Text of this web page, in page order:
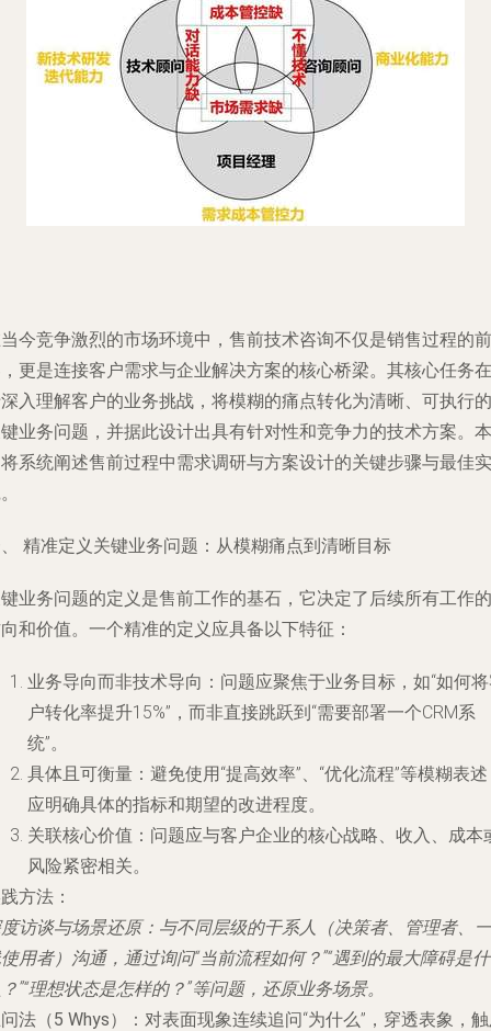
今竞争激烈的市场环境中，售前技术咨询不仅是销售过程的前
更是连接客户需求与企业解决方案的核心桥梁。其核心任务在
入理解客户的业务挑战，将模糊的痛点转化为清晰、可执行的
业务问题，并据此设计出具有针对性和竞争力的技术方案。本
系统阐述售前过程中需求调研与方案设计的关键步骤与最佳实
精准定义关键业务问题：从模糊痛点到清晰目标
业务问题的定义是售前工作的基石，它决定了后续所有工作的
和价值。一个精准的定义应具备以下特征：
业务导向而非技术导向 ：问题应聚焦于业务目标，如“如何
户转化率提升15%”，而非直接跳跃到“需要部署一个CRM系
统”。
具体且可衡量 ：避免使用“提高效率”、“优化流程”等模糊表
应明确具体的指标和期望的改进程度。
关联核心价值 ：问题应与客户企业的核心战略、收入、成本
风险紧密相关。
方法 ：
访谈与场景还原：与不同层级的干系人（决策者、管理者、一
用者）沟通，通过询问“当前流程如何？”“遇到的最大障碍是什
”“理想状态是怎样的？”等问题，还原业务场景。
法（5 Whys）
：对表面现象连续追问“为什么”，穿透表象，